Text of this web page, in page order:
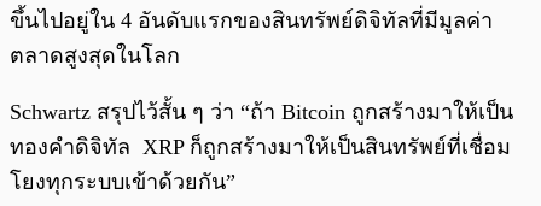
ขึ้นไปอยู่ใน 4 อันดับแรกของสินทรัพย์ดิจิทัลที่มีมูลค่า
ตลาดสูงสุดในโลก
Schwartz สรุปไว้สั้น ๆ ว่า “ถ้า Bitcoin ถูกสร้างมาให้เป็น
ทองคำดิจิทัล XRP ก็ถูกสร้างมาให้เป็นสินทรัพย์ที่เชื่อม
โยงทุกระบบเข้าด้วยกัน”